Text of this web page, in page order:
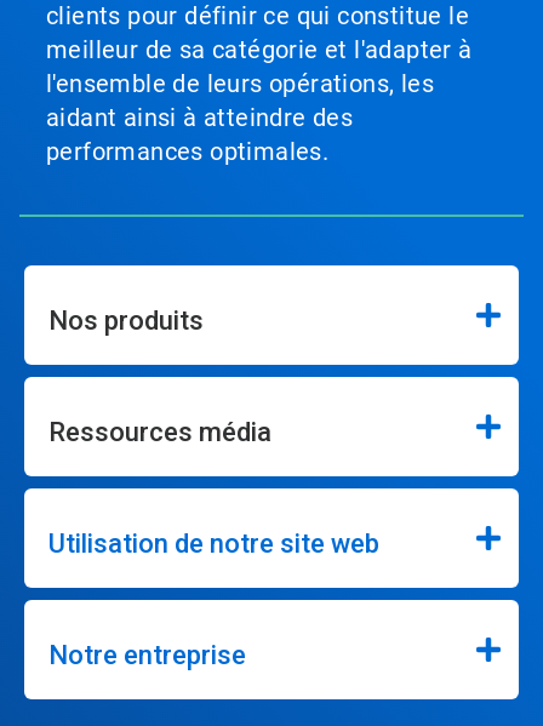
clients pour définir ce qui constitue le
meilleur de sa catégorie et l'adapter à
l'ensemble de leurs opérations, les
aidant ainsi à atteindre des
performances optimales.
Nos produits
Ressources média
Utilisation de notre site web
Notre entreprise